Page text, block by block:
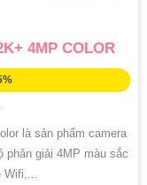
4MP COLOR
là sản phẩm camera
phân giải 4MP màu sắc